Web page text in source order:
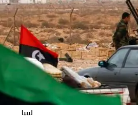
ليبيا